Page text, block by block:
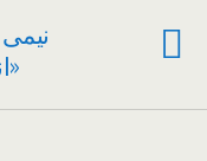
انحصار محصولات تقلبی است»